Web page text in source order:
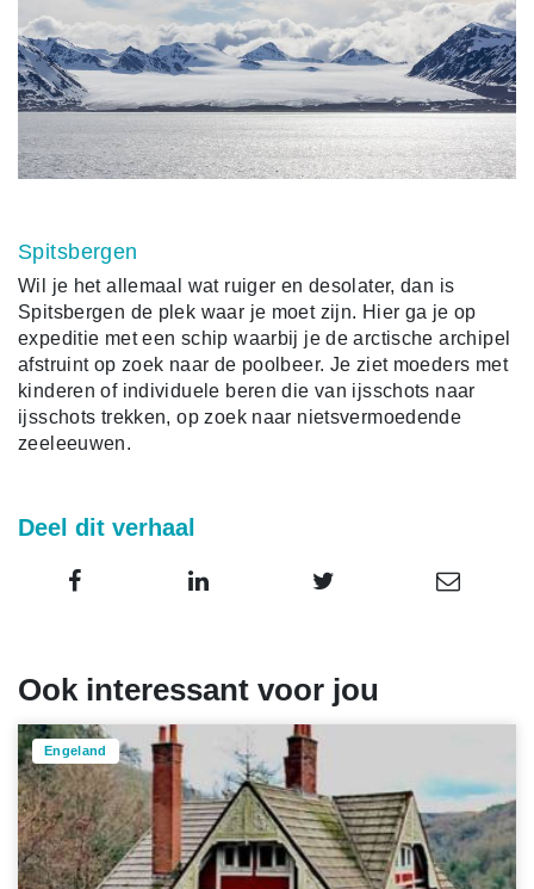
Spitsbergen
Wil je het allemaal wat ruiger en desolater, dan is
Spitsbergen de plek waar je moet zijn. Hier ga je op
expeditie met een schip waarbij je de arctische archipel
afstruint op zoek naar de poolbeer. Je ziet moeders met
kinderen of individuele beren die van ijsschots naar
ijsschots trekken, op zoek naar nietsvermoedende
zeeleeuwen.
Deel dit verhaal
Ook interessant voor jou
Engeland